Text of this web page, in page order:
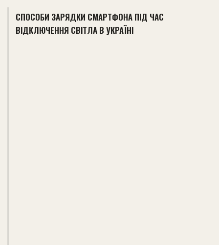
СПОСОБИ ЗАРЯДКИ СМАРТФОНА ПІД ЧАС
ВІДКЛЮЧЕННЯ СВІТЛА В УКРАЇНІ